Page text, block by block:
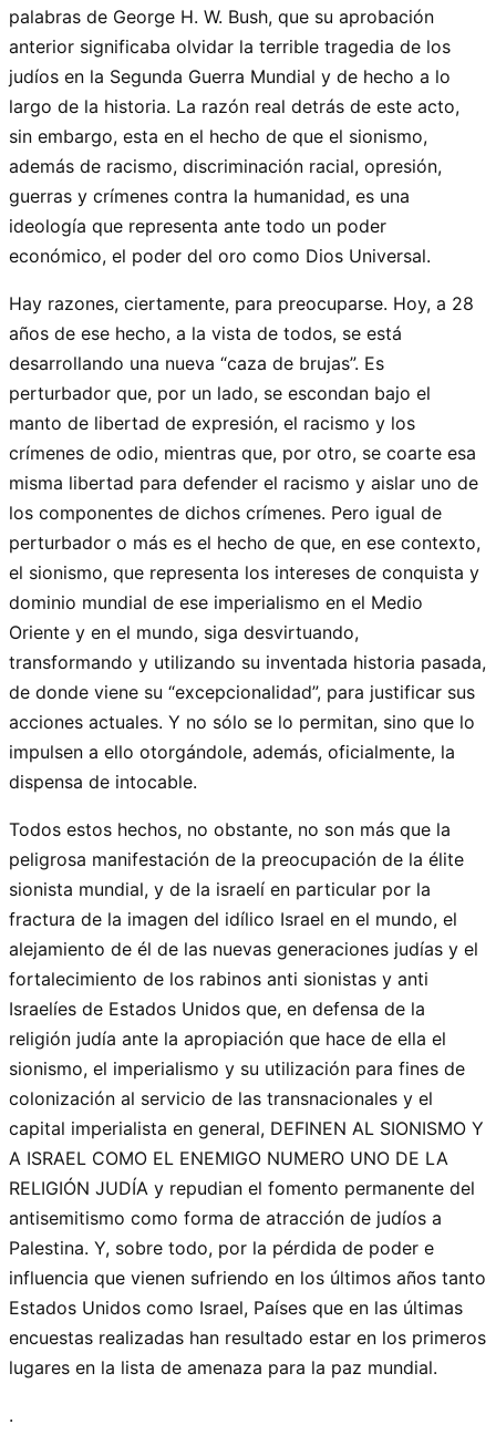
palabras de George H. W. Bush, que su aprobación
anterior significaba olvidar la terrible tragedia de los
judíos en la Segunda Guerra Mundial y de hecho a lo
largo de la historia. La razón real detrás de este acto,
sin embargo, esta en el hecho de que el sionismo,
además de racismo, discriminación racial, opresión,
guerras y crímenes contra la humanidad, es una
ideología que representa ante todo un poder
económico, el poder del oro como Dios Universal.
Hay razones, ciertamente, para preocuparse. Hoy, a 28
años de ese hecho, a la vista de todos, se está
desarrollando una nueva “caza de brujas”. Es
perturbador que, por un lado, se escondan bajo el
manto de libertad de expresión, el racismo y los
crímenes de odio, mientras que, por otro, se coarte esa
misma libertad para defender el racismo y aislar uno de
los componentes de dichos crímenes. Pero igual de
perturbador o más es el hecho de que, en ese contexto,
el sionismo, que representa los intereses de conquista y
dominio mundial de ese imperialismo en el Medio
Oriente y en el mundo, siga desvirtuando,
transformando y utilizando su inventada historia pasada,
de donde viene su “excepcionalidad”, para justificar sus
acciones actuales. Y no sólo se lo permitan, sino que lo
impulsen a ello otorgándole, además, oficialmente, la
dispensa de intocable.
Todos estos hechos, no obstante, no son más que la
peligrosa manifestación de la preocupación de la élite
sionista mundial, y de la israelí en particular por la
fractura de la imagen del idílico Israel en el mundo, el
alejamiento de él de las nuevas generaciones judías y el
fortalecimiento de los rabinos anti sionistas y anti
Israelíes de Estados Unidos que, en defensa de la
religión judía ante la apropiación que hace de ella el
sionismo, el imperialismo y su utilización para fines de
colonización al servicio de las transnacionales y el
capital imperialista en general, DEFINEN AL SIONISMO Y
A ISRAEL COMO EL ENEMIGO NUMERO UNO DE LA
RELIGIÓN JUDÍA y repudian el fomento permanente del
antisemitismo como forma de atracción de judíos a
Palestina. Y, sobre todo, por la pérdida de poder e
influencia que vienen sufriendo en los últimos años tanto
Estados Unidos como Israel, Países que en las últimas
encuestas realizadas han resultado estar en los primeros
lugares en la lista de amenaza para la paz mundial.
.